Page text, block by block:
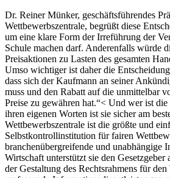
Dr. Reiner Münker, geschäftsführendes
Wettbewerbszentrale, begrüßt diese
um eine klare Form der Irreführung der
Schule machen darf. Anderenfalls würde
Preisaktionen zu Lasten des gesamten
Umso wichtiger ist daher die
dass sich der Kaufmann an seiner
muss und den Rabatt auf die unmittelbar
Preise zu gewähren hat.“< Und wer ist
ihren eigenen Worten ist sie sicher am
Wettbewerbszentrale ist die größte und
Selbstkontrollinstitution für fairen
branchenübergreifende und unabhängige
Wirtschaft unterstützt sie den Gesetzgeber
der Gestaltung des Rechtsrahmens für